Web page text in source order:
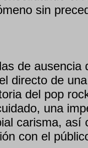
sin
de ausencia
directo de
del pop
una
carisma, así
con el